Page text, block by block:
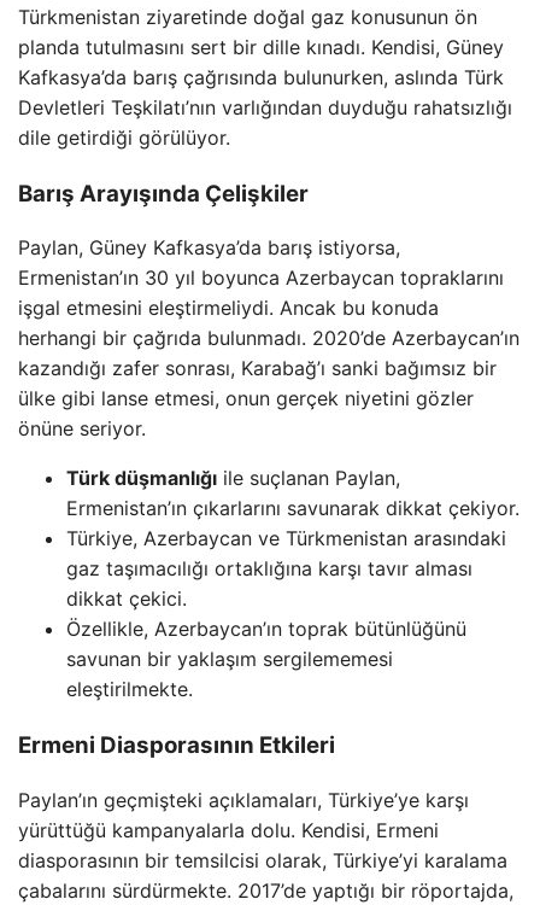
Türkmenistan ziyaretinde doğal gaz konusunun ön
planda tutulmasını sert bir dille kınadı. Kendisi, Güney
Kafkasya’da barış çağrısında bulunurken, aslında Türk
Devletleri Teşkilatı’nın varlığından duyduğu rahatsızlığı
dile getirdiği görülüyor.
Barış Arayışında Çelişkiler
Paylan, Güney Kafkasya’da barış istiyorsa,
Ermenistan’ın 30 yıl boyunca Azerbaycan topraklarını
işgal etmesini eleştirmeliydi. Ancak bu konuda
herhangi bir çağrıda bulunmadı. 2020’de Azerbaycan’ın
kazandığı zafer sonrası, Karabağ’ı sanki bağımsız bir
ülke gibi lanse etmesi, onun gerçek niyetini gözler
önüne seriyor.
Türk düşmanlığı ile suçlanan Paylan,
Ermenistan’ın çıkarlarını savunarak dikkat çekiyor.
Türkiye, Azerbaycan ve Türkmenistan arasındaki
gaz taşımacılığı ortaklığına karşı tavır alması
dikkat çekici.
Özellikle, Azerbaycan’ın toprak bütünlüğünü
savunan bir yaklaşım sergilememesi
eleştirilmekte.
Ermeni Diasporasının Etkileri
Paylan’ın geçmişteki açıklamaları, Türkiye’ye karşı
yürüttüğü kampanyalarla dolu. Kendisi, Ermeni
diasporasının bir temsilcisi olarak, Türkiye’yi karalama
çabalarını sürdürmekte. 2017’de yaptığı bir röportajda,